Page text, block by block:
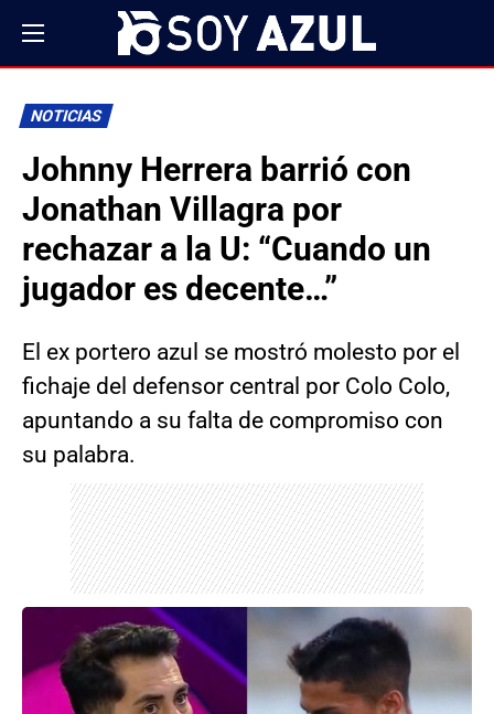
NOTICIAS
Johnny Herrera barrió con
Jonathan Villagra por
rechazar a la U: “Cuando un
jugador es decente…”
El ex portero azul se mostró molesto por el
fichaje del defensor central por Colo Colo,
apuntando a su falta de compromiso con
su palabra.